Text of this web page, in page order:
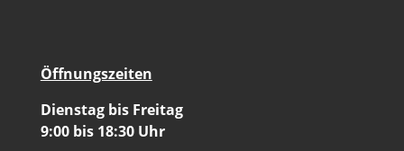
Öffnungszeiten
Dienstag bis Freitag
9:00 bis 18:30 Uhr